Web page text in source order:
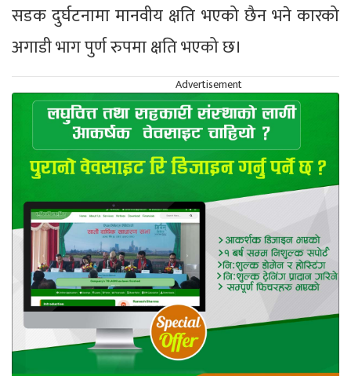
सडक दुर्घटनामा मानवीय क्षति भएको छैन भने कारको
अगाडी भाग पुर्ण रुपमा क्षति भएको छ।